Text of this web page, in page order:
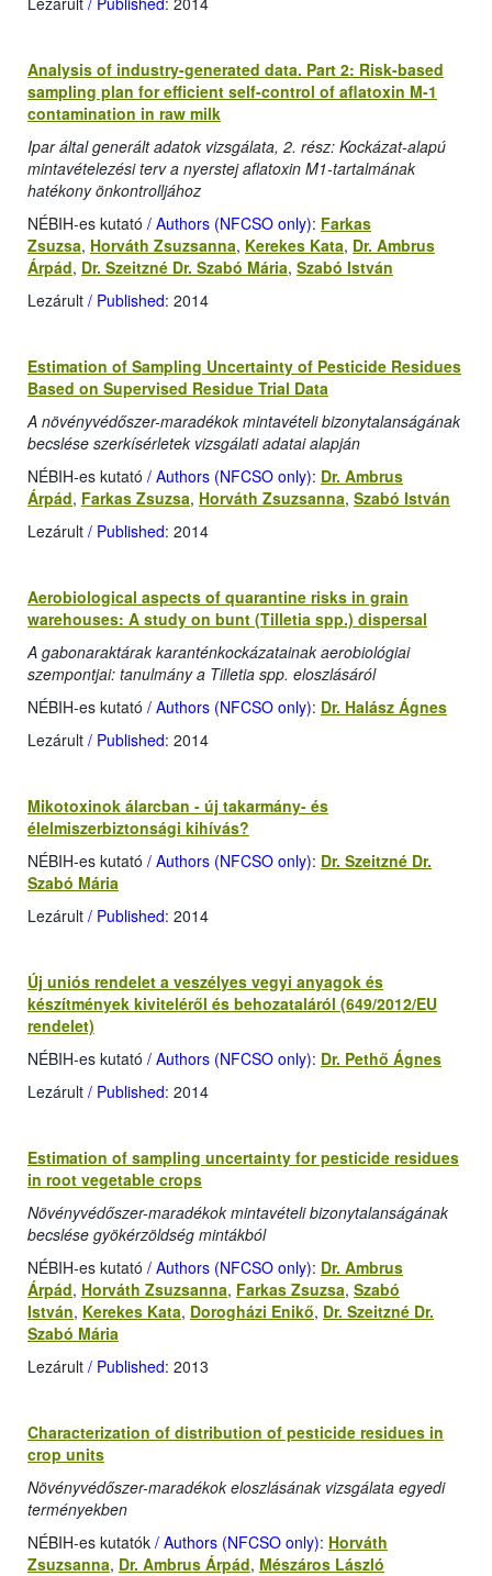
Analysis of industry-generated data. Part 2: Risk-based
sampling plan for efficient self-control of aflatoxin M-1
contamination in raw milk
Ipar által generált adatok vizsgálata, 2. rész: Kockázat-alapú
mintavételezési terv a nyerstej aflatoxin M1-tartalmának
hatékony önkontrolljához
NÉBIH-es kutató / Authors (NFCSO only): Farkas
Zsuzsa, Horváth Zsuzsanna, Kerekes Kata, Dr. Ambrus
Árpád, Dr. Szeitzné Dr. Szabó Mária, Szabó István
Lezárult / Published: 2014
Estimation of Sampling Uncertainty of Pesticide Residues
Based on Supervised Residue Trial Data
A növényvédőszer-maradékok mintavételi bizonytalanságának
becslése szerkísérletek vizsgálati adatai alapján
NÉBIH-es kutató / Authors (NFCSO only): Dr. Ambrus
Árpád, Farkas Zsuzsa, Horváth Zsuzsanna, Szabó István
Lezárult / Published: 2014
Aerobiological aspects of quarantine risks in grain
warehouses: A study on bunt (Tilletia spp.) dispersal
A gabonaraktárak karanténkockázatainak aerobiológiai
szempontjai: tanulmány a Tilletia spp. eloszlásáról
NÉBIH-es kutató / Authors (NFCSO only): Dr. Halász Ágnes
Lezárult / Published: 2014
Mikotoxinok álarcban - új takarmány- és
élelmiszerbiztonsági kihívás?
NÉBIH-es kutató / Authors (NFCSO only): Dr. Szeitzné Dr.
Szabó Mária
Lezárult / Published: 2014
Új uniós rendelet a veszélyes vegyi anyagok és
készítmények kiviteléről és behozataláról (649/2012/EU
rendelet)
NÉBIH-es kutató / Authors (NFCSO only): Dr. Pethő Ágnes
Lezárult / Published: 2014
Estimation of sampling uncertainty for pesticide residues
in root vegetable crops
Növényvédőszer-maradékok mintavételi bizonytalanságának
becslése gyökérzöldség mintákból
NÉBIH-es kutató / Authors (NFCSO only): Dr. Ambrus
Árpád, Horváth Zsuzsanna, Farkas Zsuzsa, Szabó
István, Kerekes Kata, Dorogházi Enikő, Dr. Szeitzné Dr.
Szabó Mária
Lezárult / Published: 2013
Characterization of distribution of pesticide residues in
crop units
Növényvédőszer-maradékok eloszlásának vizsgálata egyedi
terményekben
NÉBIH-es kutatók / Authors (NFCSO only): Horváth
Zsuzsanna, Dr. Ambrus Árpád, Mészáros László